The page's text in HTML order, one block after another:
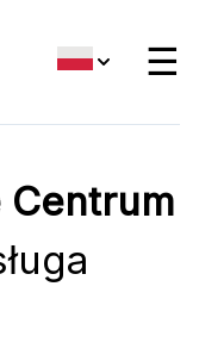
☰
Centrum